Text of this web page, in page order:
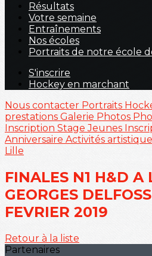
Résultats
Votre semaine
Entraînements
Nos écoles
Portraits de notre école
S'inscrire
Hockey en marchant
Nous contacter Portraits
prestations Galerie Photos
Inscription Stage Jeunes
Anniversaire Activités
Lille
FINALES N1 H&D A
GEORGES
FEVRIER 2019
Retour à la liste
Partenaires